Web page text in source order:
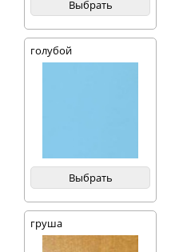
Выбрать
голубой
Выбрать
груша